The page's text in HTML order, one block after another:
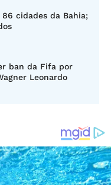
cidades da Bahia;
ban da Fifa por
Leonardo